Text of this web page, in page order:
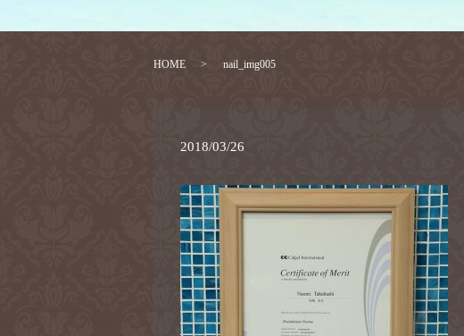
HOME nail_img005
2018/03/26